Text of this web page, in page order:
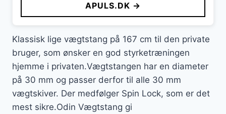
250 kr..
er:
149 kr..
APULS.DK →
Klassisk lige vægtstang på 167 cm til den private
bruger, som ønsker en god styrketræningen
hjemme i privaten.Vægtstangen har en diameter
på 30 mm og passer derfor til alle 30 mm
vægtskiver. Der medfølger Spin Lock, som er det
mest sikre.Odin Vægtstang gi